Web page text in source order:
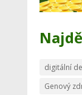
digitální
Genový